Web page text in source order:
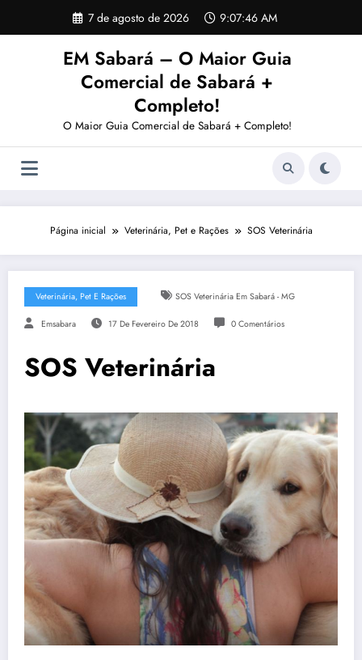
o
7 de agosto de 2026 9:07:46 AM
EM Sabará – O Maior Guia
Comercial de Sabará +
Completo!
O Maior Guia Comercial de Sabará + Completo!
Página inicial Veterinária, Pet e Rações SOS Veterinária
Veterinária, Pet E Rações SOS Veterinária Em Sabará - MG
Emsabara 17 De Fevereiro De 2018 0 Comentários
SOS Veterinária